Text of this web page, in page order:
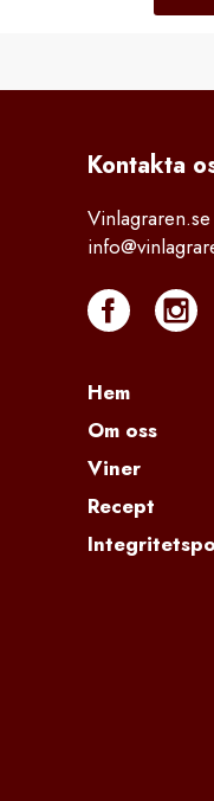
Kontakta
Vinlagraren.se
Hem
Om oss
Viner
Recept